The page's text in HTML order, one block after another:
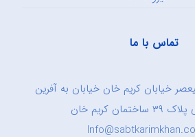
تماس با ما
خیابان کریم خان خیابان به آفرین
کریم خان